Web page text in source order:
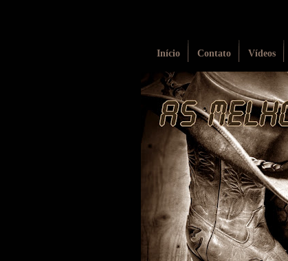
Início Contato Vídeos